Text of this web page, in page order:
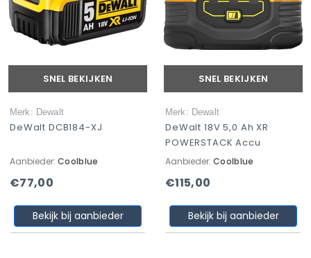
SNEL BEKIJKEN
Merk: Dewalt
DeWalt DCB184-XJ
Aanbieder: Coolblue
€77,00
Bekijk bij aanbieder
SNEL BEKIJKEN
Merk: Dewalt
DeWalt 18V 5,0 Ah XR
POWERSTACK Accu
Aanbieder: Coolblue
€115,00
Bekijk bij aanbieder